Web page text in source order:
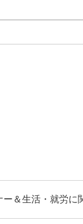
ー＆生活・就労に